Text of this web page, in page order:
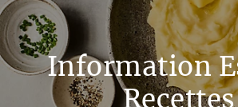
Information
Recettes